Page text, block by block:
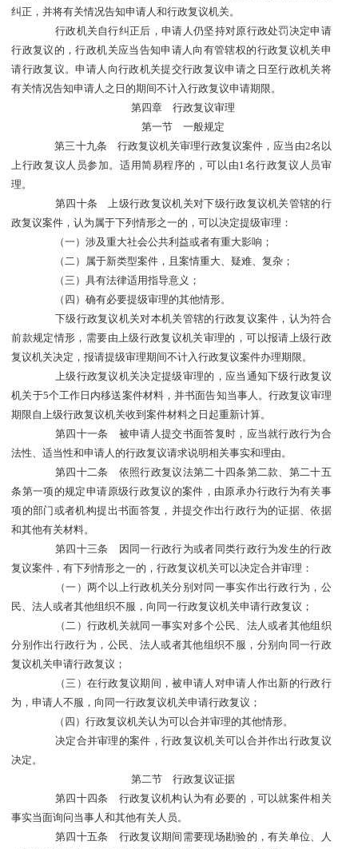
纠正，并将有关情况告知申请人和行政复议机关。
行政机关自行纠正后，申请人仍坚持对原行政处罚决定申请
行政复议的，行政机关应当告知申请人向有管辖权的行政复议机关申
请行政复议。申请人向行政机关提交行政复议申请之日至行政机关将
有关情况告知申请人之日的期间不计入行政复议申请期限。
第四章 行政复议审理
第一节 一般规定
第三十九条 行政复议机关审理行政复议案件，应当由2名以
上行政复议人员参加。适用简易程序的，可以由1名行政复议人员审
理。
第四十条 上级行政复议机关对下级行政复议机关管辖的行
政复议案件，认为属于下列情形之一的，可以决定提级审理：
（一）涉及重大社会公共利益或者有重大影响；
（二）属于新类型案件，且案情重大、疑难、复杂；
（三）具有法律适用指导意义；
（四）确有必要提级审理的其他情形。
下级行政复议机关对本机关管辖的行政复议案件，认为符合
前款规定情形，需要由上级行政复议机关审理的，可以报请上级行政
复议机关决定，报请提级审理期间不计入行政复议案件办理期限。
上级行政复议机关决定提级审理的，应当通知下级行政复议
机关于5个工作日内移送案件材料，并书面告知当事人。行政复议审理
期限自上级行政复议机关收到案件材料之日起重新计算。
第四十一条 被申请人提交书面答复时，应当就行政行为合
法性、适当性和申请人的行政复议请求说明相关事实和理由。
第四十二条 依照行政复议法第二十四条第二款、第二十五
条第一项的规定申请原级行政复议的案件，由原承办行政行为有关事
项的部门或者机构提出书面答复，并提交作出行政行为的证据、依据
和其他有关材料。
第四十三条 因同一行政行为或者同类行政行为发生的行政
复议案件，有下列情形之一的，行政复议机关可以决定合并审理：
（一）两个以上行政机关分别对同一事实作出行政行为，公
民、法人或者其他组织不服，向同一行政复议机关申请行政复议；
（二）行政机关就同一事实对多个公民、法人或者其他组织
分别作出行政行为，公民、法人或者其他组织不服，分别向同一行政
复议机关申请行政复议；
（三）在行政复议期间，被申请人对申请人作出新的行政行
为，申请人不服，向同一行政复议机关申请行政复议；
（四）行政复议机关认为可以合并审理的其他情形。
决定合并审理的案件，行政复议机关可以合并作出行政复议
决定。
第二节 行政复议证据
第四十四条 行政复议机构认为有必要的，可以就案件相关
事实当面询问当事人和其他有关人员。
第四十五条 行政复议期间需要现场勘验的，有关单位、人